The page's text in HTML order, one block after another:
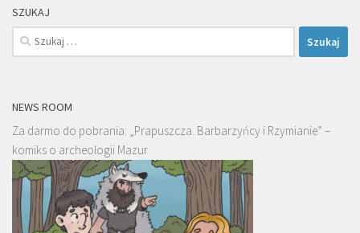
SZUKAJ
Szukaj:
NEWS ROOM
Za darmo do pobrania: „Prapuszcza. Barbarzyńcy i Rzymianie” –
komiks o archeologii Mazur